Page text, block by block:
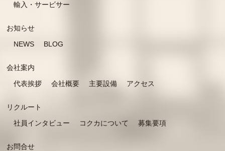
輸入・サービサー
お知らせ
NEWS
BLOG
会社案内
代表挨拶
会社概要 主要設備 アクセス
リクルート
社員インタビュー
コクカについて 募集要項
お問合せ